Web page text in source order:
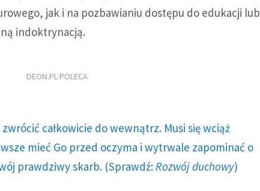
jak i na pozbawianiu dostępu do edukacji lub
indoktrynacją.
DEON.PL POLECA
zwrócić całkowicie do wewnątrz. Musi się wciąż
mieć Go przed oczyma i wytrwale zapominać o
prawdziwy skarb. (Sprawdź: Rozwój duchowy)